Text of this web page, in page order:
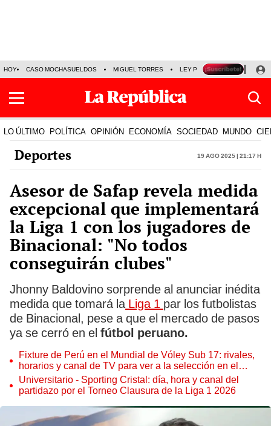
HOY CASO MOCHASUELDOS MIGUEL TORRES LEY PULPÍN PRECIO DEL
LO ÚLTIMO POLÍTICA OPINIÓN ECONOMÍA SOCIEDAD MUNDO
Deportes 19 Ago 2025 | 21:17 h
Asesor de Safap revela medida
excepcional que implementará
la Liga 1 con los jugadores de
Binacional: "No todos
conseguirán clubes"
Jhonny Baldovino sorprende al anunciar inédita
medida que tomará la Liga 1 par los futbolistas
de Binacional, pese a que el mercado de pasos
ya se cerró en el fútbol peruano.
Fixture de Perú en el Mundial de Vóley Sub 17: rivales,
horarios y canal de TV para ver a la selección en el
torneo
Universitario - Sporting Cristal: día, hora y canal del
partidazo por el Torneo Clausura de la Liga 1 2026